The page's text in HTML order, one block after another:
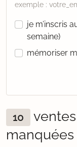
exemple :
je m’inscris
semaine)
mémoriser
10